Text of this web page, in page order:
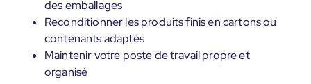
des emballages
Reconditionner les produits finis en cartons ou
contenants adaptés
Maintenir votre poste de travail propre et
organisé